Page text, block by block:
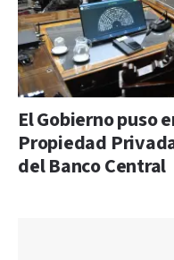
El Gobierno puso
Propiedad
del Banco Central